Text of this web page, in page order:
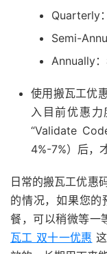
Quarterly
Semi-
Annually：
使用搬瓦工优
入目前优惠
“Validate
4%-7%）后，
日常的搬瓦工优惠
的情况，如果您的
餐，可以稍微等一
瓦工 双十一优惠